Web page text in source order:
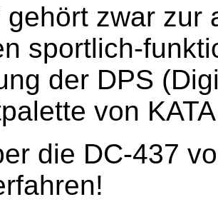
gehört zwar zur
sportlich-
der DPS
von
die DC-437